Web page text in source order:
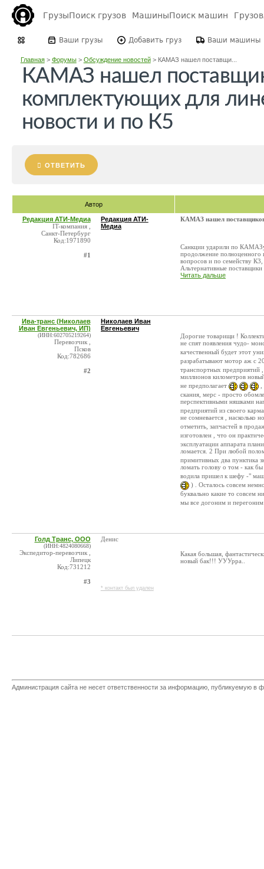
ГрузыПоиск грузов МашиныПоиск машин
Ваши грузы Добавить груз Ваши машины
Главная> Форумы> Обсуждение новостей> КАМАЗ нашел поставщи...
КАМАЗ нашел
комплектующих для
новости и по К5
ОТВЕТИТЬ
Автор
Редакция АТИ-Медиа
IT-компания ,
Санкт-Петербург
Код:1971890
#1
Редакция АТИ-
Медиа
КАМАЗ нашел поставщиков
Санкции ударили по
продолжение полноценного
вопросов и по семейству К3,
Альтернативные поставщики
Читать дальше
Ива-транс (Николаев
Иван Евгеньевич, ИП)
(ИНН:602705219264)
Перевозчик ,
Псков
Код:782686
#2
Николаев Иван
Евгеньевич
Дорогие товарищи !
не спят появления чудо-
качественный будет этот
разрабатывают мотор аж с
транспортных предприятий
миллионов километров
не предполагает
скания, мерс - просто
перспективными няшками
предприятий из своего
не сомневается , насколько
отметить, запчастей в
изготовлен , что он
эксплуатации аппарата
ломается. 2 При любой
примитивных два пунктика
ломать голову о том - как
водила пришел к шефу -"
) . Осталось совсем
буквально какие то совсем
мы все догоним и
Голд Транс, ООО
(ИНН:4824080668)
Экспедитор-перевозчик ,
Липецк
Код:731212
#3
Денис
* контакт был удален
Какая большая,
новый бак!!! УУУрра..
Администрация сайта не несет ответственности за информацию, публикуемую